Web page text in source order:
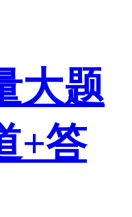
大题
+答